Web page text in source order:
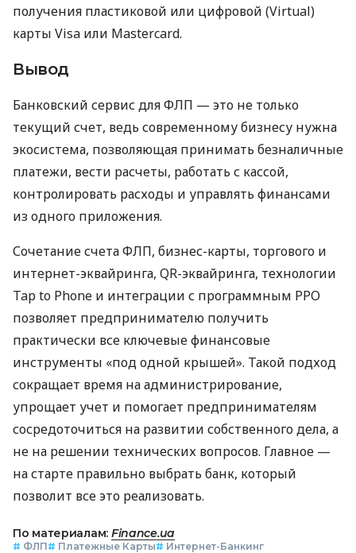
получения пластиковой или цифровой (Virtual)
карты Visa или Mastercard.
Вывод
Банковский сервис для ФЛП — это не только
текущий счет, ведь современному бизнесу нужна
экосистема, позволяющая принимать безналичные
платежи, вести расчеты, работать с кассой,
контролировать расходы и управлять финансами
из одного приложения.
Сочетание счета ФЛП, бизнес-карты, торгового и
интернет-эквайринга, QR-эквайринга, технологии
Tap to Phone и интеграции с программным РРО
позволяет предпринимателю получить
практически все ключевые финансовые
инструменты «под одной крышей». Такой подход
сокращает время на администрирование,
упрощает учет и помогает предпринимателям
сосредоточиться на развитии собственного дела, а
не на решении технических вопросов. Главное —
на старте правильно выбрать банк, который
позволит все это реализовать.
По материалам: Finance.ua
# ФЛП# Платежные Карты# Интернет-Банкинг